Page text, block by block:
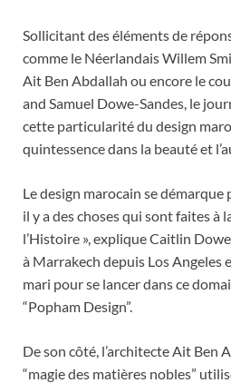
Sollicitant des éléments de
comme le Néerlandais Willem
Ait Ben Abdallah ou encore le
and Samuel Dowe-Sandes, le
cette particularité du design
quintessence dans la beauté et
Le design marocain se démarque
il y a des choses qui sont faites à
l’Histoire », explique Caitlin
à Marrakech depuis Los Angeles
mari pour se lancer dans ce
“Popham Design”.
De son côté, l’architecte Ait Ben
“magie des matières nobles”